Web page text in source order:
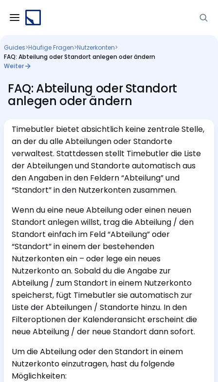
Guides>Häufige Fragen>Nutzerkonten>
FAQ: Abteilung oder Standort anlegen oder ändern
Weiter
FAQ: Abteilung oder Standort
anlegen oder ändern
Timebutler bietet absichtlich keine zentrale Stelle,
an der du alle Abteilungen oder Standorte
verwaltest. Stattdessen stellt Timebutler die Liste
der Abteilungen und Standorte automatisch aus
den Angaben in den Feldern “Abteilung” und
“Standort” in den Nutzerkonten zusammen.
Wenn du eine neue Abteilung oder einen neuen
Standort anlegen willst, trag die Abteilung / den
Standort einfach im Feld “Abteilung” oder
“Standort” in einem der bestehenden
Nutzerkonten ein – oder lege ein neues
Nutzerkonto an. Sobald du die Angabe zur
Abteilung / zum Standort in einem Nutzerkonto
speicherst, fügt Timebutler sie automatisch zur
Liste der Abteilungen / Standorte hinzu. In den
Filteroptionen der Kalenderansicht erscheint die
neue Abteilung / der neue Standort dann sofort.
Um die Abteilung oder den Standort in einem
Nutzerkonto einzutragen, hast du folgende
Möglichkeiten: